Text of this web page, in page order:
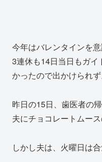
今年はバレンタインを意
3連休も14日当日もガ
かったので出かけられず
昨日の15日、歯医者の
夫にチョコレートムー
しかし夫は、火曜日は合